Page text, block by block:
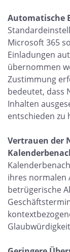
Automatische
Microsoft 365
Einladungen
übernommen
Zustimmung
bedeutet, dass
Inhalten
entschieden zu
Vertrauen der
ihres normalen
betrügerische